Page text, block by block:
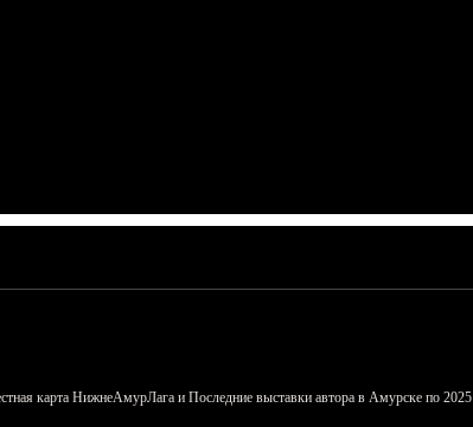
карта НижнеАмурЛага и Последние выставки автора в Амурске по 2025